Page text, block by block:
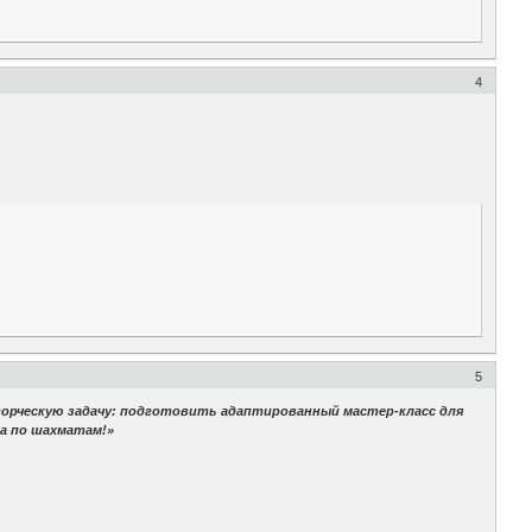
4
5
задачу: подготовить адаптированный мастер-класс для
по шахматам!»